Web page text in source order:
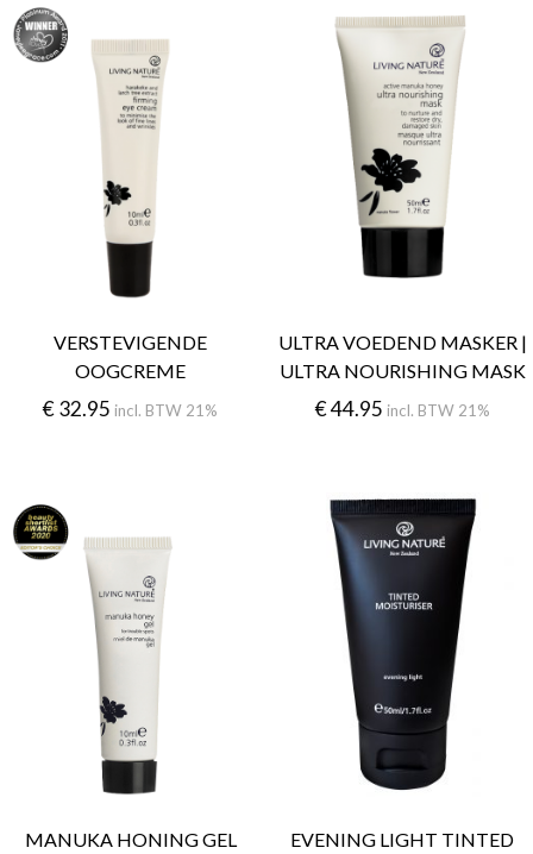
VERSTEVIGENDE
OOGCREME
€32.95 incl. BTW 21%
ULTRA VOEDEND MASKER |
ULTRA NOURISHING MASK
€44.95 incl. BTW 21%
MANUKA HONING GEL
EVENING LIGHT TINTED